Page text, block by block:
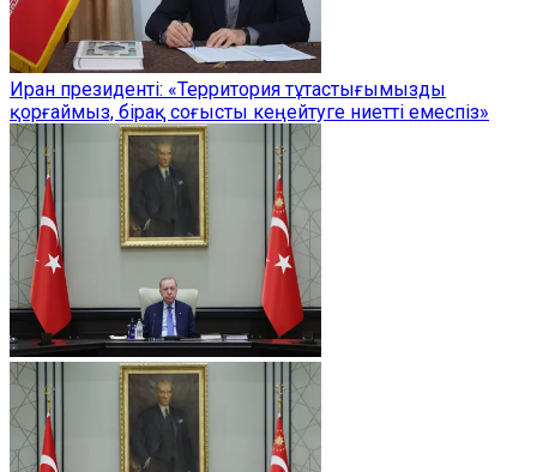
Иран президенті: «Территория тұтастығымызды
қорғаймыз, бірақ соғысты кеңейтуге ниетті емеспіз»